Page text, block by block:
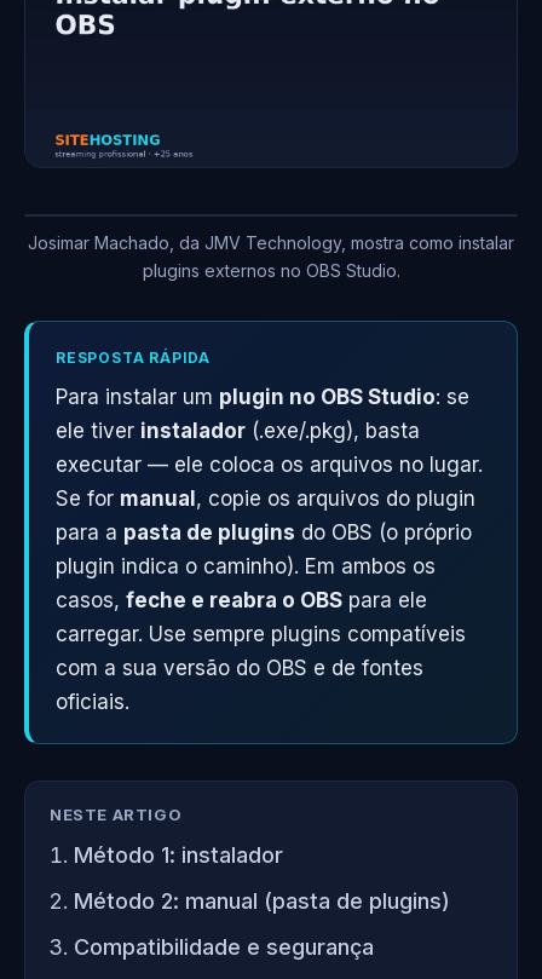
Josimar Machado, da JMV Technology, mostra como instalar
plugins externos no OBS Studio.
RESPOSTA RÁPIDA
Para instalar um plugin no OBS Studio: se
ele tiver instalador (.exe/.pkg), basta
executar — ele coloca os arquivos no lugar.
Se for manual , copie os arquivos do plugin
para a pasta de plugins do OBS (o próprio
plugin indica o caminho). Em ambos os
casos, feche e reabra o OBS para ele
carregar. Use sempre plugins compatíveis
com a sua versão do OBS e de fontes
oficiais.
NESTE ARTIGO
Método 1: instalador
Método 2: manual (pasta de plugins)
Compatibilidade e segurança